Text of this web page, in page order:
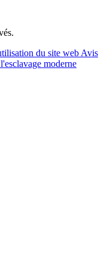
du site web Avis
moderne